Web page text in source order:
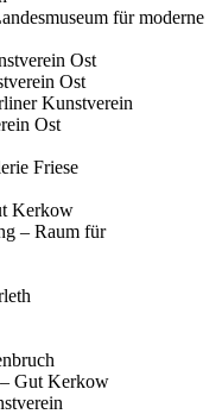
für moderne
Ost
Ost
Kunstverein
Ost
Friese
Kerkow
– Raum für
Gut Kerkow